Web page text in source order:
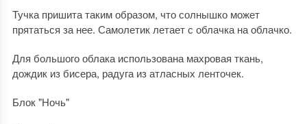
Тучка пришита таким образом, что солнышко может
прятаться за нее. Самолетик летает с облачка на облачко.
Для большого облака использована махровая ткань,
дождик из бисера, радуга из атласных ленточек.
Блок "Ночь"